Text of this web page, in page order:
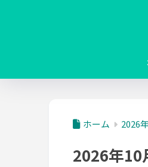
ホーム 2026
2026年10